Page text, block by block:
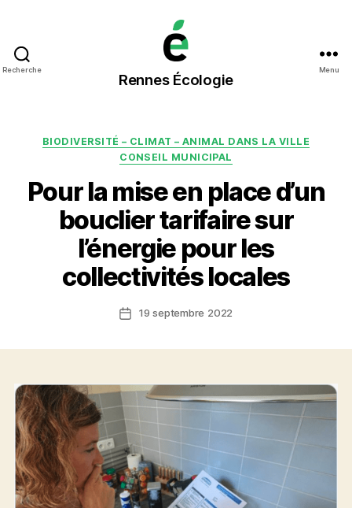
Recherche
Rennes
Écologie
Rennes Écologie
Menu
Catégories
BIODIVERSITÉ – CLIMAT – ANIMAL DANS LA VILLE
CONSEIL MUNICIPAL
Pour la mise en place d’un
bouclier tarifaire sur
l’énergie pour les
collectivités locales
Date19 septembre 2022